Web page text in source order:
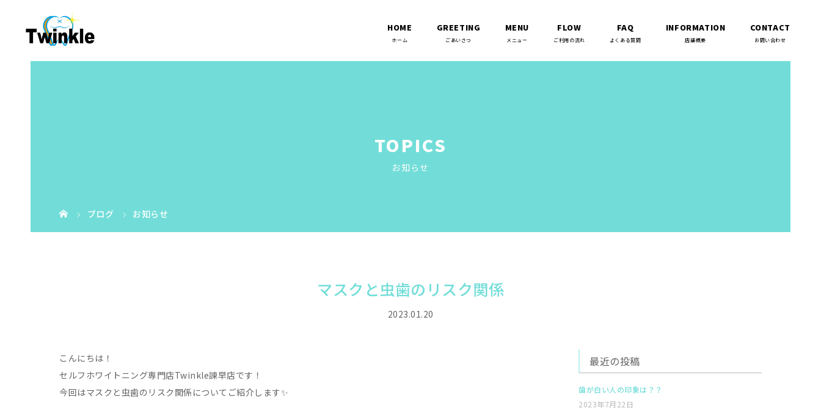
HOME GREETING MENU FLOW FAQ INFORMATION CONTACT
TOPICS
お知らせ
ブログ お知らせ
マスクと虫歯のリスク関係
2023.01.20
こんにちは！
セルフホワイトニング専門店Twinkle諫早店です！
今回はマスクと虫歯のリスク関係についてご紹介します✨
最近の投稿
歯が白い人の印象は？？
2023年7月22日